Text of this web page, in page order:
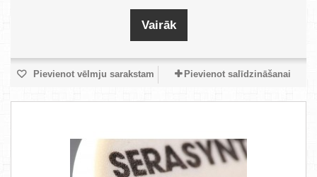
Vairāk
Pievienot vēlmju sarakstam Pievienot salīdzināšanai